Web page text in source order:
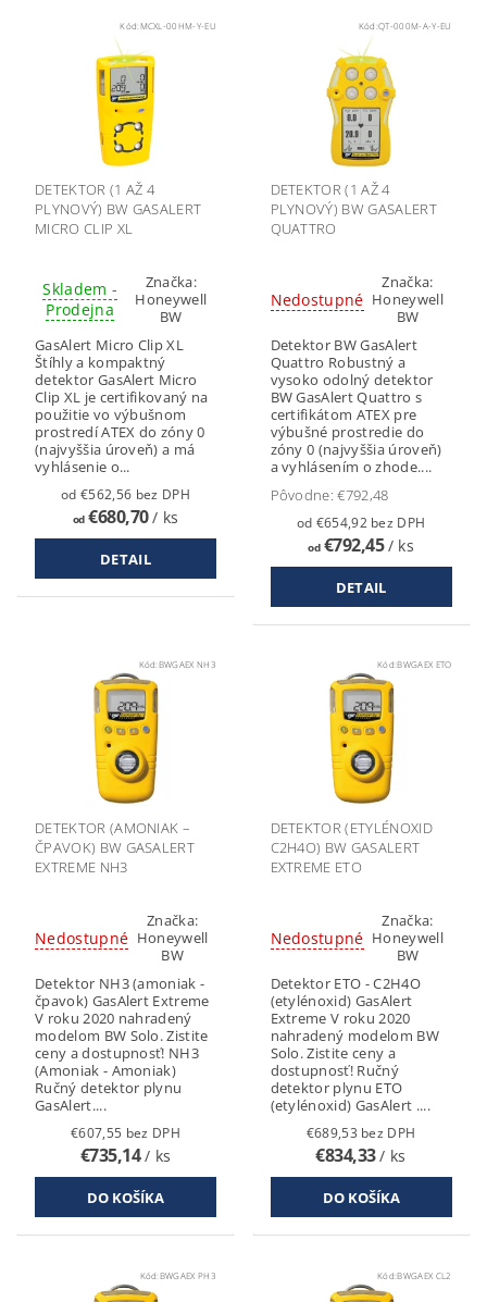
Kód: MCXL-00HM-Y-EU
DETEKTOR (1 AŽ 4
PLYNOVÝ) BW GASALERT
MICRO CLIP XL
Skladem -
Prodejna
Značka:
Honeywell
BW
GasAlert Micro Clip XL
Štíhly a kompaktný
detektor GasAlert Micro
Clip XL je certifikovaný na
použitie vo výbušnom
prostredí ATEX do zóny 0
(najvyššia úroveň) a má
vyhlásenie o...
od €562,56 bez DPH
od€680,70/ ks
DETAIL
Kód:QT-000M-A-Y-EU
DETEKTOR (1 AŽ 4
PLYNOVÝ) BW GASALERT
QUATTRO
Nedostupné
Značka:
Honeywell
BW
Detektor BW GasAlert
Quattro Robustný a
vysoko odolný detektor
BW GasAlert Quattro s
certifikátom ATEX pre
výbušné prostredie do
zóny 0 (najvyššia úroveň)
a vyhlásením o zhode....
Pôvodne:€792,48
od €654,92 bez DPH
od€792,45/ ks
DETAIL
Kód:BWGAEX NH3
DETEKTOR (AMONIAK –
ČPAVOK) BW GASALERT
EXTREME NH3
Nedostupné
Značka:
Honeywell
BW
Detektor NH3 (amoniak -
čpavok) GasAlert Extreme
V roku 2020 nahradený
modelom BW Solo. Zistite
ceny a dostupnosť! NH3
(Amoniak - Amoniak)
Ručný detektor plynu
GasAlert....
€607,55 bez DPH
€735,14/ ks
Kód:BWGAEX ETO
DETEKTOR (ETYLÉNOXID
C2H4O) BW GASALERT
EXTREME ETO
Nedostupné
Značka:
Honeywell
BW
Detektor ETO - C2H4O
(etylénoxid) GasAlert
Extreme V roku 2020
nahradený modelom BW
Solo. Zistite ceny a
dostupnosť! Ručný
detektor plynu ETO
(etylénoxid) GasAlert ....
€689,53 bez DPH
€834,33/ ks
Kód: BWGAEX PH3 Kód:BWGAEX CL2